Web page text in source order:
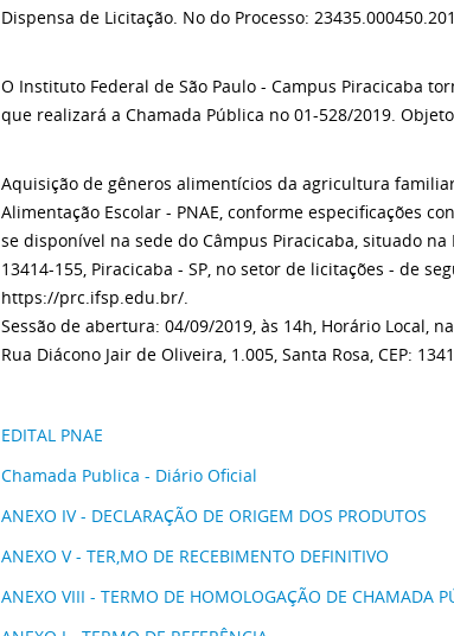
Dispensa de Licitação. No do Processo:
O Instituto Federal de São Paulo - Campus Piracicaba
que realizará a Chamada Pública no 01-528/2019.
Aquisição de gêneros alimentícios da agricultura
Alimentação Escolar - PNAE, conforme especificações
se disponível na sede do Câmpus Piracicaba, situado na
13414-155, Piracicaba - SP, no setor de licitações - de
https://prc.ifsp.edu.br/.
Sessão de abertura: 04/09/2019, às 14h, Horário Local,
Rua Diácono Jair de Oliveira, 1.005, Santa Rosa, CEP:
EDITAL PNAE
Chamada Publica - Diário Oficial
ANEXO IV - DECLARAÇÃO DE ORIGEM DOS PRODUTOS
ANEXO V - TER,MO DE RECEBIMENTO DEFINITIVO
ANEXO VIII - TERMO DE HOMOLOGAÇÃO DE CHAMADA